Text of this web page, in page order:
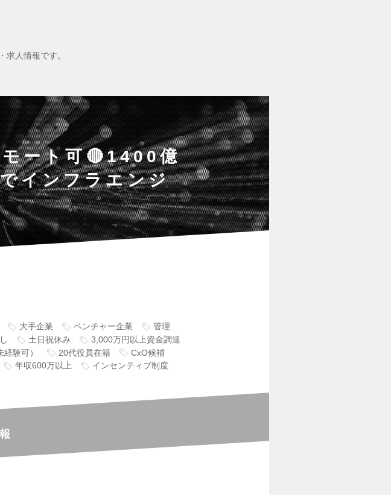
求人情報です。
ート可🔴1400億
インフラエンジ
大手企業 ベンチャー企業
管理
土日祝休み
3,000万円以上資金調達
験可） 20代役員在籍
CxO候補
年収600万以上
インセンティブ制度